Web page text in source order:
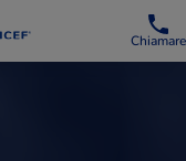
Chiamare